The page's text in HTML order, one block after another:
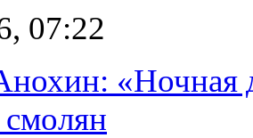
07:22
«Ночная